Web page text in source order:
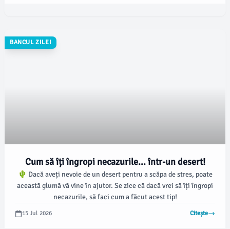
BANCUL ZILEI
Cum să îți îngropi necazurile... într-un desert!
🌵 Dacă aveți nevoie de un desert pentru a scăpa de stres, poate
această glumă vă vine în ajutor. Se zice că dacă vrei să îți îngropi
necazurile, să faci cum a făcut acest tip!
15 Jul 2026 Citește